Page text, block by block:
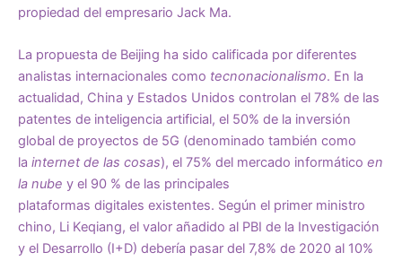
propiedad del empresario Jack Ma.
La propuesta de Beijing ha sido calificada por diferentes
analistas internacionales como tecnonacionalismo. En la
actualidad, China y Estados Unidos controlan el 78% de las
patentes de inteligencia artificial, el 50% de la inversión
global de proyectos de 5G (denominado también como
la internet de las cosas), el 75% del mercado informático en
la nube y el 90 % de las principales
plataformas digitales existentes. Según el primer ministro
chino, Li Keqiang, el valor añadido al PBI de la Investigación
y el Desarrollo (I+D) debería pasar del 7,8% de 2020 al 10%